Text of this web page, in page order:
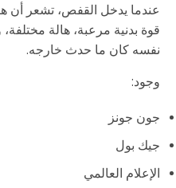
عندما يدخل القفص، تشعر أن
قوة بدنية مرعبة، هالة
نفسه كان ما حدث خارجه.
وجود:
جون جونز
جيك بول
الإعلام العالمي